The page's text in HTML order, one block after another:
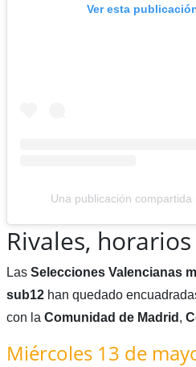
Ver esta
Una publicación
Rivales,
Las Selecciones Valencianas
sub12han quedado
con la Comunidad de Madrid ,
Miércoles 13 de